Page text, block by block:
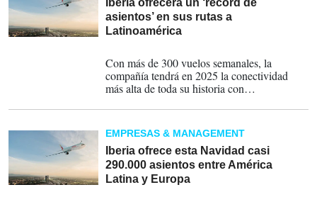
Iberia ofrecerá un ‘récord de
asientos’ en sus rutas a
Latinoamérica
Con más de 300 vuelos semanales, la
compañía tendrá en 2025 la conectividad
más alta de toda su historia con
EMPRESAS & MANAGEMENT
Iberia ofrece esta Navidad casi
290.000 asientos entre América
Latina y Europa